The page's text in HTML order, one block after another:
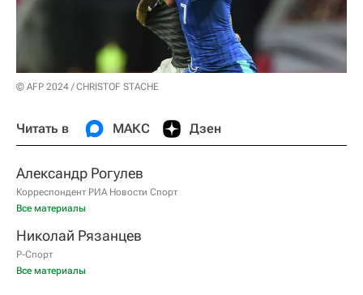
© AFP 2024 / CHRISTOF STACHE
Читать в МАКС Дзен
Александр Рогулев
Корреспондент РИА Новости Спорт
Все материалы
Николай Рязанцев
Р-Спорт
Все материалы